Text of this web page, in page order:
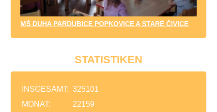
MŠ DUHA PARDUBICE POPKOVICE A STARÉ ČIVICE
STATISTIKEN
INSGESAMT: 325101
MONAT:
22159